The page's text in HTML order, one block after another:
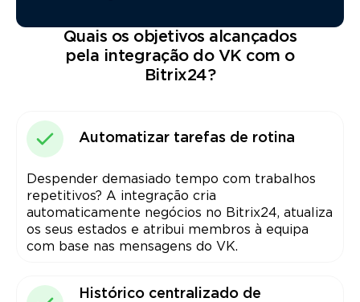
Quais os objetivos alcançados
pela integração do VK com o
Bitrix24?
Automatizar tarefas de rotina
Despender demasiado tempo com trabalhos
repetitivos? A integração cria
automaticamente negócios no Bitrix24, atualiza
os seus estados e atribui membros à equipa
com base nas mensagens do VK.
Histórico centralizado de